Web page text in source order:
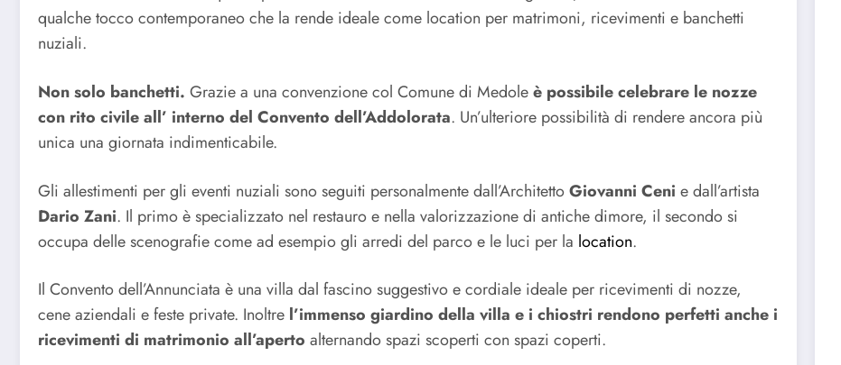
qualche tocco contemporaneo che la rende ideale come location per matrimoni, ricevimenti e banchetti
nuziali.
Non solo banchetti. Grazie a una convenzione col Comune di Medoleè possibile celebrare le nozze
con rito civile all’ interno del Convento dell’Addolorata. Un’ulteriore possibilità di rendere ancora più
unica una giornata indimenticabile.
Gli allestimenti per gli eventi nuziali sono seguiti personalmente dall’ArchitettoGiovanni Ceni e dall’artista
Dario Zani. Il primo è specializzato nel restauro e nella valorizzazione di antiche dimore, il secondo si
occupa delle scenografie come ad esempio gli arredi del parco e le luci per la location.
Il Convento dell’Annunciata è una villa dal fascino suggestivo e cordiale ideale per ricevimenti di nozze,
cene aziendali e feste private. Inoltre l’immenso giardino della villa e i chiostri rendono perfetti anche i
ricevimenti di matrimonio all’aperto alternando spazi scoperti con spazi coperti.